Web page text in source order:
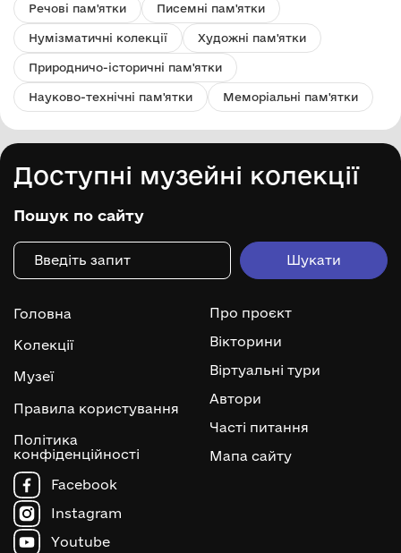
Речові пам'ятки Писемні пам'ятки
Нумізматичні колекції Художні пам'ятки
Природничо-історичні пам'ятки
Науково-технічні пам'ятки Меморіальні пам'ятки
Доступні музейні колекції
Пошук по сайту
Головна
Колекції
Музеї
Правила користування
Політика
конфіденційності
Про проєкт
Вікторини
Віртуальні тури
Автори
Часті питання
Мапа сайту
Facebook
Instagram
Youtube